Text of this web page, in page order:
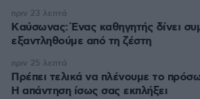
Kαύσωνας: Ένας καθηγητής δίνει
εξαντληθούμε από τη ζέστη
πριν 23 λεπτά
Πρέπει τελικά να πλένουμε το
Η απάντηση ίσως σας εκπλήξει
πριν 25 λεπτά